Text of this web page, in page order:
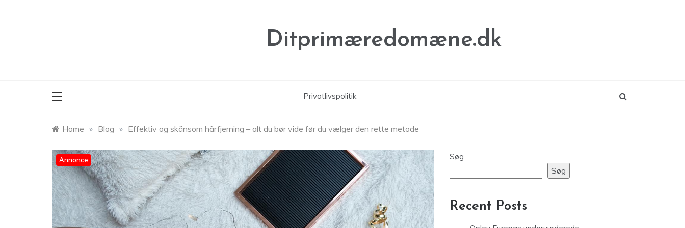
Ditprimæredomæne.dk
Privatlivspolitik
Home » Blog » Effektiv og skånsom hårfjerning – alt du bør vide før du vælger den rette metode
Annonce
Søg
Søg
Recent Posts